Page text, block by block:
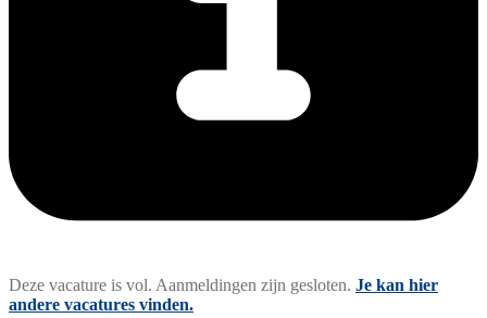
Deze vacature is vol. Aanmeldingen zijn gesloten. Je kan hier
andere vacatures vinden.